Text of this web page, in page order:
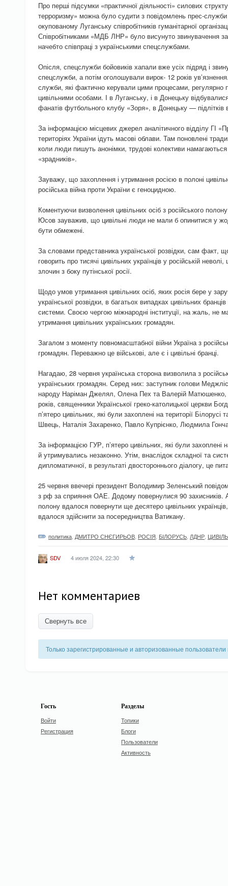
Про перші підсумки «практичної діяльності» силових
терроризму» можна було судити з повідомлень прес-
окупованому Луганську співробітників гуманітарної
Співробітниками «МДБ ЛНР» було висунуто звинувачення
начебто співпраці з українськими спецслужбами.
Опісля, спецслужби бойовиків хапали вже усіх підряд і
спецслужби, а потім оголошували вирок- 12 років
служби, які фактично керували цими процесами, регулярно
цивільними особами. І в Луганську, і в Донецьку
фанатів футбольного клубу «Зоря», в Донецьку — підлітків
За інформацією місцевих джерел аналітичного відділу ГІ
територіях України ідуть масові облави. Там поновлені
коли люди пишуть анонімки, трудові колективи
«зрадників».
Зауважу, що захоплення і утримання росією в полоні
російська війна проти України є геноцидною.
Коментуючи визволення цивільних осіб з російського
Юсов зауважив, що цивільні люди не мали б опинитися у
бути обмежені.
За словами представника української розвідки, сам факт,
говорить про тисячі цивільних українців у російській
злочин з боку путінської росії.
Щодо умов утримання цивільних осіб, яких росія бере у
української розвідки, в багатьох випадках цивільних
системи. Своєю чергою міжнародні інституції, на жаль, не
утримання цивільних українських громадян.
Загалом з моменту повномасштабної війни Україна з
громадян. Переважно це військові, але є і цивільні бранці.
Нагадаю, 28 червня українська сторона визволила з
українських громадян. Серед них: заступник голови
народу Наріман Джелял, Олена Пех та Валерій Матюшенко,
років, священники Української греко-католицької церкви
пʼятеро цивільних, які були захоплені на території
Швець, Наталія Захаренко, Павло Купрієнко, Людмила
За інформацією ГУР, пʼятеро цивільних, які були захоплені
й утримувались незаконно. Утім, внаслідок складної та
дипломатичної, в результаті двостороннього діалогу, це
25 червня ввечері президент Володимир Зеленський
з рф за сприяння ОАЕ. Додому повернулися 90 захисників. А
полону вдалося повернути ще десятеро цивільних
вдалося здійснити за посередництва Ватикану.
политика ДМИТРО СНЄГИРЬОВ РОСІЯ БІЛОРУСЬ ЛДНР
SDV 4 июля 2024, 22:30
Нет комментариев
Свернуть все
Только зарегистрированные и авторизованные
Гость
Войти
Регистрация
Разделы
Топики
Блоги
Пользователи
Активность